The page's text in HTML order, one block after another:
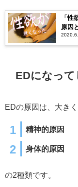
「性
原因
EDになって
EDの原因は、大き
精神的原因
身体的原因
の2種類です。